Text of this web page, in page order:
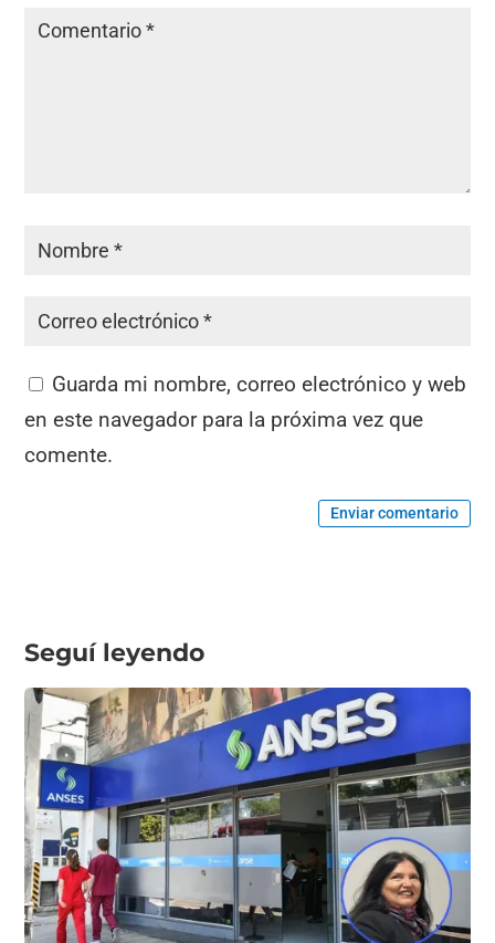
Guarda mi nombre, correo electrónico y web
en este navegador para la próxima vez que
comente.
Enviar comentario
Seguí leyendo